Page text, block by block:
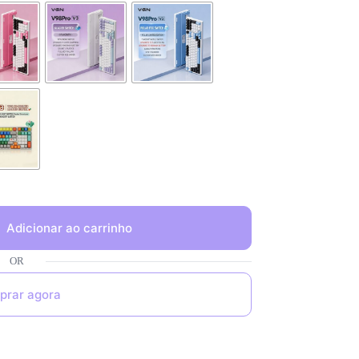
Adicionar ao carrinho
agora